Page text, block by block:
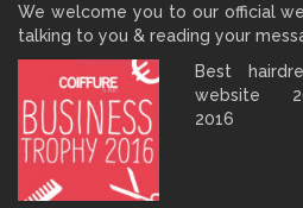
We welcome you to our official
talking to you & reading your
Best
website
2016